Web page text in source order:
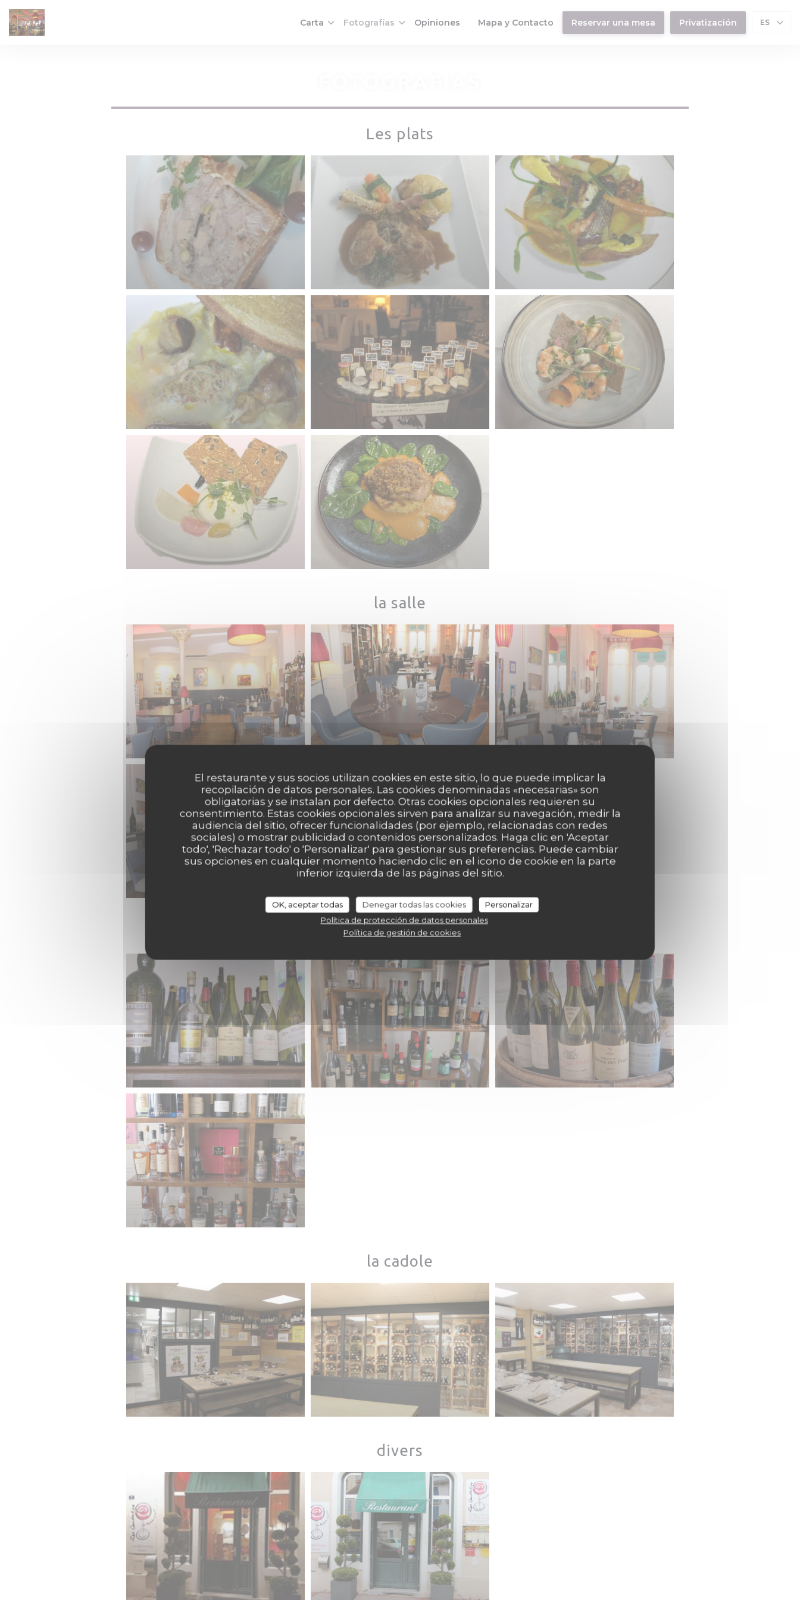
El restaurante y sus socios utilizan cookies en este sitio, lo que puede implicar la
recopilación de datos personales. Las cookies denominadas «necesarias» son
obligatorias y se instalan por defecto. Otras cookies opcionales requieren su
consentimiento. Estas cookies opcionales sirven para analizar su navegación, medir la
audiencia del sitio, ofrecer funcionalidades (por ejemplo, relacionadas con redes
sociales) o mostrar publicidad o contenidos personalizados. Haga clic en 'Aceptar
todo', 'Rechazar todo' o 'Personalizar' para gestionar sus preferencias. Puede cambiar
sus opciones en cualquier momento haciendo clic en el icono de cookie en la parte
inferior izquierda de las páginas del sitio.
OK, aceptar todas Denegar todas las cookies
Personalizar
Política de protección de datos personales
Política de gestión de cookies
Carta Fotografías Opiniones ((abre en una nueva ventana))
Mapa y Contacto Reservar una mesa Privatización ES
Les plats
la salle
cave et vins
la cadole
divers